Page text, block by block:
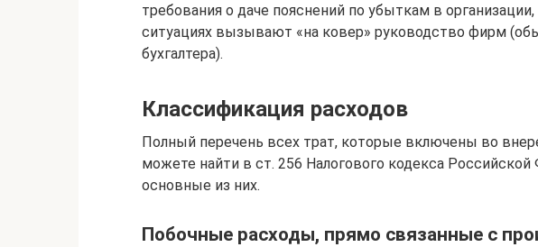
требования о даче пояснений по убыткам в
ситуациях вызывают «на ковер» руководство фирм
бухгалтера).
Классификация расходов
Полный перечень всех трат, которые включены во
можете найти в ст. 256 Налогового кодекса
основные из них.
Побочные расходы, прямо связанные с